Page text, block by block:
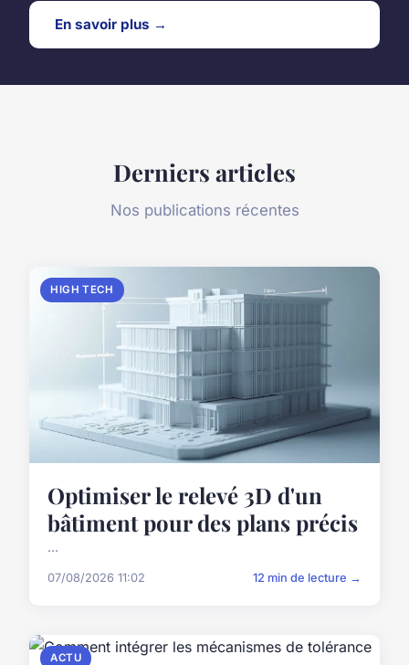
En savoir plus →
Derniers articles
Nos publications récentes
HIGH TECH
Optimiser le relevé 3D d'un
bâtiment pour des plans précis
...
07/08/2026 11:02 12 min de lecture →
ACTU